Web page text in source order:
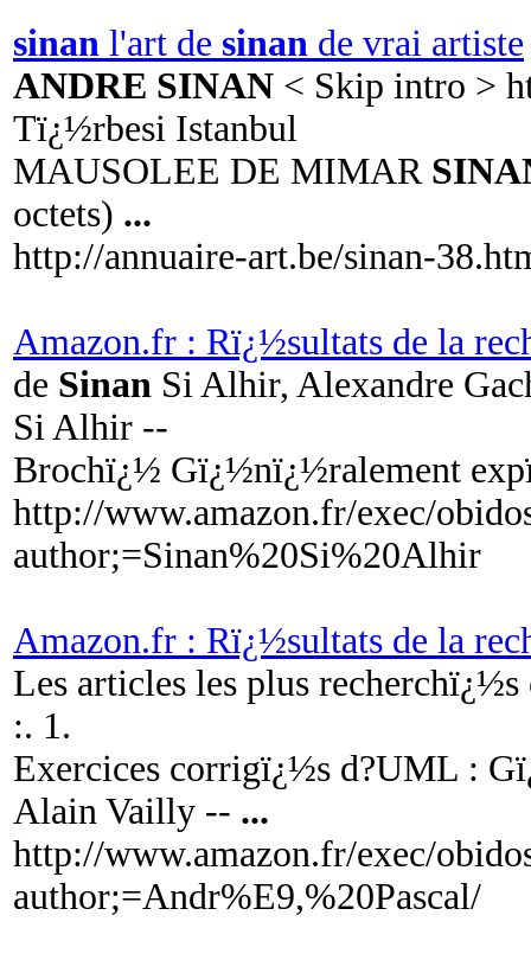
sinan l'art de sinan de vrai artiste
ANDRE SINAN < Skip intro >
Tï¿½rbesi Istanbul
MAUSOLEE DE MIMAR
octets) ...
http://annuaire-art.be/sinan-
Amazon.fr : Rï¿½sultats de la
de Sinan Si Alhir, Alexandre
Si Alhir --
Brochï¿½ Gï¿½nï¿½ralement
http://www.amazon.fr/exec/
author;=Sinan%20Si%20Alhir
Amazon.fr : Rï¿½sultats de la
Les articles les plus
:. 1.
Exercices corrigï¿½s d?UML :
Alain Vailly -- ...
http://www.amazon.fr/exec/
author;=Andr%E9,%20Pascal/